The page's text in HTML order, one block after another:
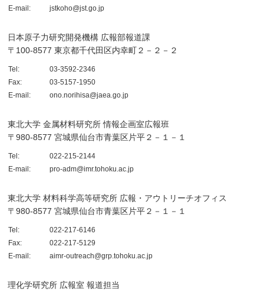
E-mail:
jstkoho@jst.go.jp
日本原子力研究開発機構 広報部報道課
〒100-8577 東京都千代田区内幸町２－２－２
Tel:
03-3592-2346
Fax:
03-5157-1950
E-mail:
ono.norihisa@jaea.go.jp
東北大学 金属材料研究所 情報企画室広報班
〒980-8577 宮城県仙台市青葉区片平２－１－１
Tel:
022-215-2144
E-mail:
pro-adm@imr.tohoku.ac.jp
東北大学 材料科学高等研究所 広報・アウトリーチオフィス
〒980-8577 宮城県仙台市青葉区片平２－１－１
Tel:
022-217-6146
Fax:
022-217-5129
E-mail:
aimr-outreach@grp.tohoku.ac.jp
理化学研究所 広報室 報道担当